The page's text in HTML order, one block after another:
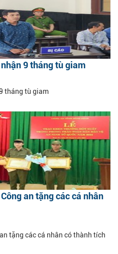
9 tháng tù giam
tháng tù giam
an tặng các cá nhân
tặng các cá nhân có thành tích